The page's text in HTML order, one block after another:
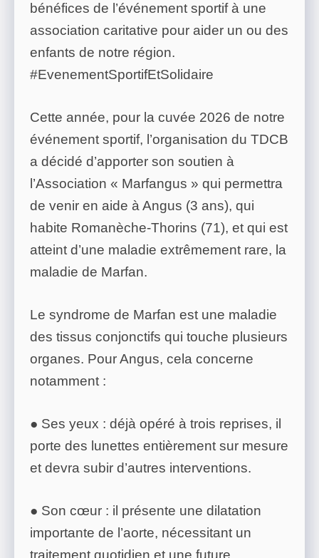
bénéfices de l’événement sportif à une
association caritative pour aider un ou des
enfants de notre région.
#EvenementSportifEtSolidaire
Cette année, pour la cuvée 2026 de notre
événement sportif, l’organisation du TDCB
a décidé d’apporter son soutien à
l’Association « Marfangus » qui permettra
de venir en aide à Angus (3 ans), qui
habite Romanèche-Thorins (71), et qui est
atteint d’une maladie extrêmement rare, la
maladie de Marfan.
Le syndrome de Marfan est une maladie
des tissus conjonctifs qui touche plusieurs
organes. Pour Angus, cela concerne
notamment :
● Ses yeux : déjà opéré à trois reprises, il
porte des lunettes entièrement sur mesure
et devra subir d’autres interventions.
● Son cœur : il présente une dilatation
importante de l’aorte, nécessitant un